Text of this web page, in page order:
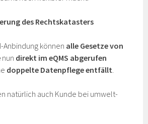
des Rechtskatasters
Anbindung können alle Gesetze von
nun direkt im eQMS abgerufen
doppelte Datenpflege entfällt.
natürlich auch Kunde bei umwelt-